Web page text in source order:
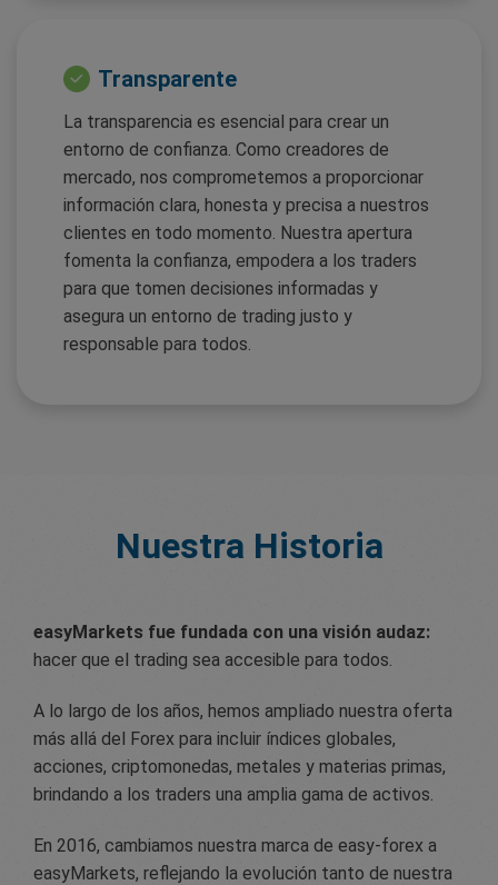
Transparente
La transparencia es esencial para crear un
entorno de confianza. Como creadores de
mercado, nos comprometemos a proporcionar
información clara, honesta y precisa a nuestros
clientes en todo momento. Nuestra apertura
fomenta la confianza, empodera a los traders
para que tomen decisiones informadas y
asegura un entorno de trading justo y
responsable para todos.
Nuestra Historia
easyMarkets fue fundada con una visión audaz:
hacer que el trading sea accesible para todos.
A lo largo de los años, hemos ampliado nuestra oferta
más allá del Forex para incluir índices globales,
acciones, criptomonedas, metales y materias primas,
brindando a los traders una amplia gama de activos.
En 2016, cambiamos nuestra marca de easy-forex a
easyMarkets, reflejando la evolución tanto de nuestra